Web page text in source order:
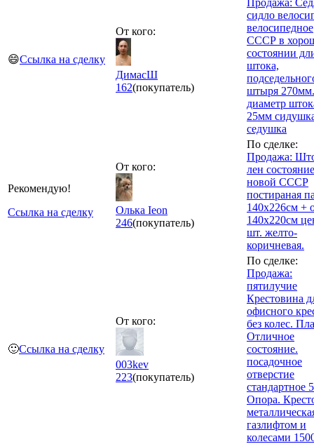
😄Ссылка на сделку
От кого:
ДимасШ
162(покупатель)
сидло
велосипедное
СССР в
состоянии
штока,
штыря 270мм.
диаметр
25мм
седушка
Рекомендую!
Ссылка на сделку
От кого:
Олька Ieon
246(покупатель)
По сделке:
Продажа:
лен состояние
новой СССР
постираная
140х226см +
140х220см
шт. желто-
коричневая.
🙂Ссылка на сделку
От кого:
003kev
223(покупатель)
По сделке:
Продажа:
пятилучие
Крестовина
офисного
без колес.
Отличное
состояние.
посадочное
отверстие
стандартное
Опора.
газлифтом и
колесами